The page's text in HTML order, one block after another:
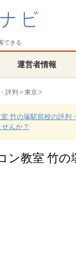
できる
運営者情報
評判 > 東京 >
竹の塚駅前校の評判
せんか？
ン教室 竹の